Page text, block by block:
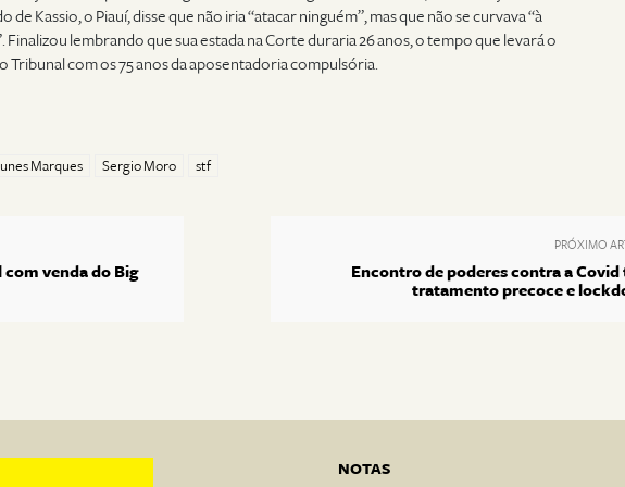
de Kassio, o Piauí, disse que não iria “atacar ninguém”, mas que não se curvava “à
Finalizou lembrando que sua estada na Corte duraria 26 anos, o tempo que levará o
Tribunal com os 75 anos da aposentadoria compulsória.
Marques Sergio Moro stf
com venda do Big
PRÓXIMO
Encontro de poderes contra a Covid
tratamento precoce e
NOTAS